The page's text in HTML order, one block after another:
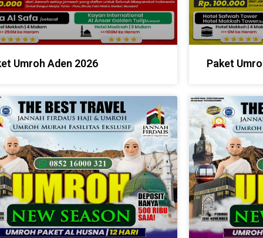
Umroh Aden 2026 Paket